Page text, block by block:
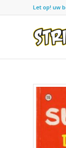
Let op! uw